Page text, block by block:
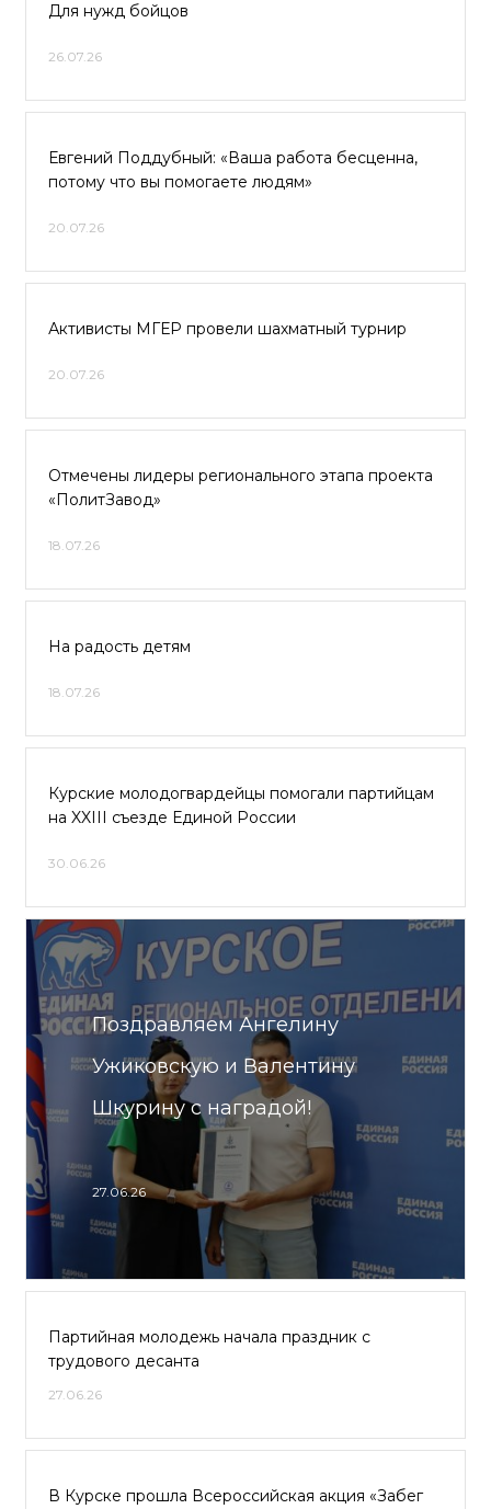
Для нужд бойцов
26.07.26
Евгений Поддубный: «Ваша работа бесценна,
потому что вы помогаете людям»
20.07.26
Активисты МГЕР провели шахматный турнир
20.07.26
Отмечены лидеры регионального этапа проекта
«ПолитЗавод»
18.07.26
На радость детям
18.07.26
Курские молодогвардейцы помогали партийцам
на XXIII съезде Единой России
30.06.26
Поздравляем Ангелину
Ужиковскую и Валентину
Шкурину с наградой!
27.06.26
Партийная молодежь начала праздник с
трудового десанта
27.06.26
В Курске прошла Всероссийская акция «Забег